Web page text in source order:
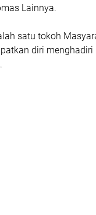
Lainnya.
satu tokoh
diri menghadiri